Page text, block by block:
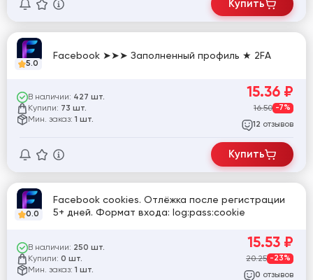
Купить
5.0
Facebook ➤➤➤ Заполненный профиль ★ 2FA
В наличии: 427 шт.
Купили: 73 шт.
Мин. заказ: 1 шт.
15.36 ₽
16.50 -7%
12 отзывов
Купить
0.0
Facebook cookies. Отлёжка после регистрации
5+ дней. Формат входа: log:pass:cookie
В наличии: 250 шт.
Купили: 0 шт.
Мин. заказ: 1 шт.
15.53 ₽
20.25 -23%
0 отзывов